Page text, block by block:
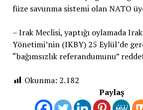
füze savunma sistemi olan NATO
– Irak Meclisi, yaptığı oylamada
Yönetimi’nin (IKBY) 25 Eylül’de
“bağımsızlık referandumunu”
Okunma: 2.182
Paylaş